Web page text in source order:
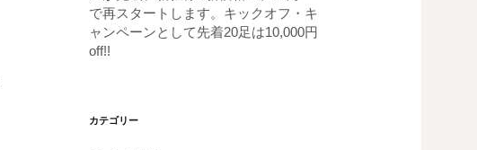
で再スタートします。キックオフ・キ
ャンペーンとして先着20足は10,000円
off!!
カテゴリー